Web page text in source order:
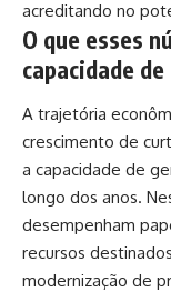
acreditando no
O que esses
capacidade
A trajetória
crescimento de
a capacidade de
longo dos anos.
desempenham
recursos
modernização de